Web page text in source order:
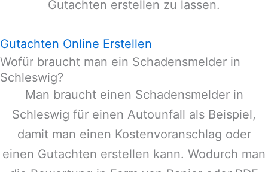
Gutachten erstellen zu lassen.
Gutachten Online Erstellen
Wofür braucht man ein Schadensmelder in
Schleswig?
Man braucht einen Schadensmelder in
Schleswig für einen Autounfall als Beispiel,
damit man einen Kostenvoranschlag oder
einen Gutachten erstellen kann. Wodurch man